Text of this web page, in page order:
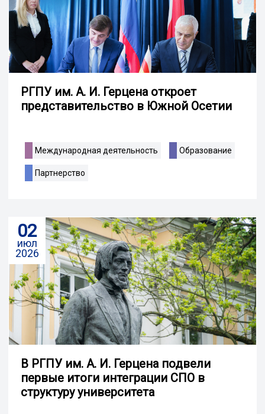
РГПУ им. А. И. Герцена откроет
представительство в Южной Осетии
Международная деятельность Образование
Партнерство
02
июл
2026
В РГПУ им. А. И. Герцена подвели
первые итоги интеграции СПО в
структуру университета